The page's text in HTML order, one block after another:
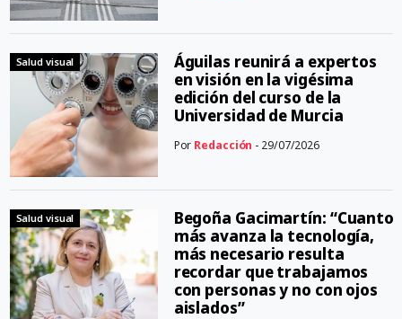
Salud visual
Águilas reunirá a expertos
en visión en la vigésima
edición del curso de la
Universidad de Murcia
Por Redacción - 29/07/2026
Salud visual
Begoña Gacimartín: “Cuanto
más avanza la tecnología,
más necesario resulta
recordar que trabajamos
con personas y no con ojos
aislados”